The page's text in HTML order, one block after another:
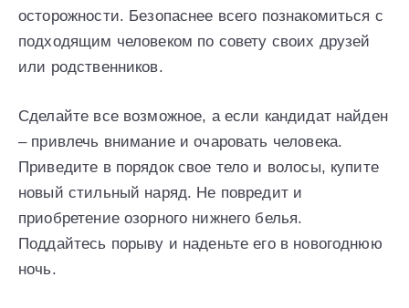
осторожности. Безопаснее всего познакомиться с
подходящим человеком по совету своих друзей
или родственников.
Сделайте все возможное, а если кандидат найден
– привлечь внимание и очаровать человека.
Приведите в порядок свое тело и волосы, купите
новый стильный наряд. Не повредит и
приобретение озорного нижнего белья.
Поддайтесь порыву и наденьте его в новогоднюю
ночь.